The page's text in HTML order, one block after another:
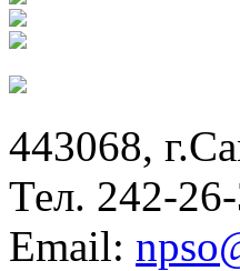
443068,
Тел. 242-
Email: